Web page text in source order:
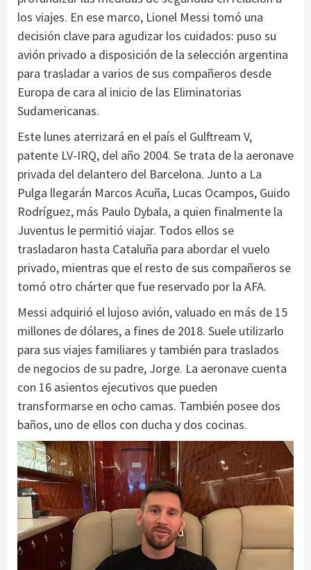
los viajes. En ese marco, Lionel Messi tomó una
decisión clave para agudizar los cuidados: puso su
avión privado a disposición de la selección argentina
para trasladar a varios de sus compañeros desde
Europa de cara al inicio de las Eliminatorias
Sudamericanas.
Este lunes aterrizará en el país el Gulftream V,
patente LV-IRQ, del año 2004. Se trata de la aeronave
privada del delantero del Barcelona. Junto a La
Pulga llegarán Marcos Acuña, Lucas Ocampos, Guido
Rodríguez, más Paulo Dybala, a quien finalmente la
Juventus le permitió viajar. Todos ellos se
trasladaron hasta Cataluña para abordar el vuelo
privado, mientras que el resto de sus compañeros se
tomó otro chárter que fue reservado por la AFA.
Messi adquirió el lujoso avión, valuado en más de 15
millones de dólares, a fines de 2018. Suele utilizarlo
para sus viajes familiares y también para traslados
de negocios de su padre, Jorge. La aeronave cuenta
con 16 asientos ejecutivos que pueden
transformarse en ocho camas. También posee dos
baños, uno de ellos con ducha y dos cocinas.